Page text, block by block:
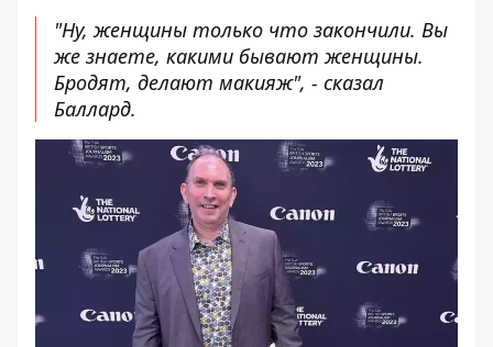
"Ну, женщины только что закончили. Вы
же знаете, какими бывают женщины.
Бродят, делают макияж", - сказал
Баллард.